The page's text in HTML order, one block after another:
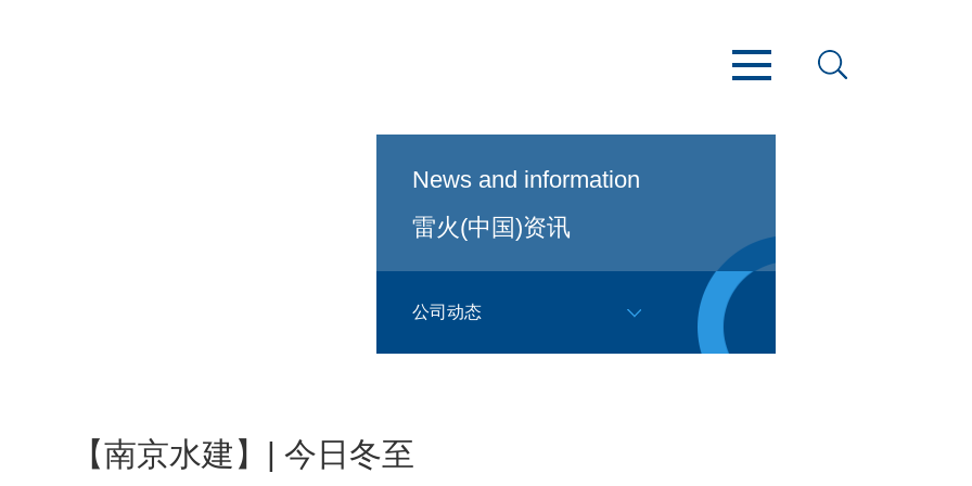
News and information
雷火(中国)资讯
公司动态
【南京水建】| 今日冬至